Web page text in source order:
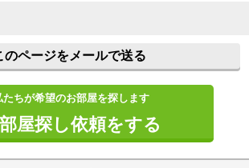
のページをメールで送る
たちが希望のお部屋を探します
屋探し依頼をする